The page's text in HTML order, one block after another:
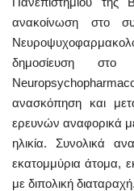
ανακοίνωση στο
δημοσίευση στο
ανασκόπηση και
ερευνών αναφορικά
ηλικία. Συνολικά
εκατομμύρια άτομα,
με διπολική διαταραχή.